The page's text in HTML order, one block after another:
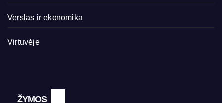
Verslas ir ekonomika
Virtuvėje
ŽYMOS